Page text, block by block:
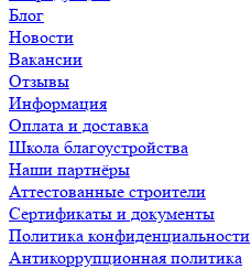
Блог
Новости
Вакансии
Отзывы
Информация
Оплата и доставка
Школа благоустройства
Наши партнёры
Аттестованные строители
Сертификаты и документы
Политика конфиденциальности
Антикоррупционная политика